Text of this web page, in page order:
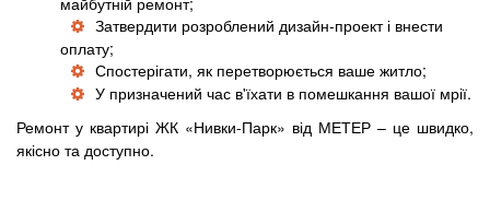
Затвердити розроблений дизайн-проект і внести
оплату;
Спостерігати, як перетворюється ваше житло;
У призначений час в'їхати в помешкання вашої мрії.
Ремонт у квартирі ЖК «Нивки-Парк» від МЕТЕР – це швидко,
якісно та доступно.